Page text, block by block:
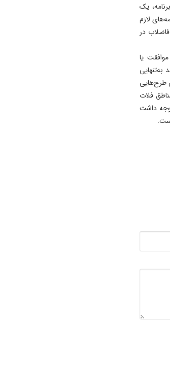
یک
لازم
۱۸۶ پروژه جمع‌آوری فاضلاب در
یا
به‌تنهایی
طرح‌هایی
فلات
داشت